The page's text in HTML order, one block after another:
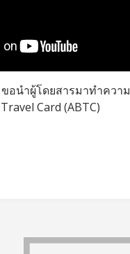
อนำผู้โดยสารมาทำความ
Card (ABTC)